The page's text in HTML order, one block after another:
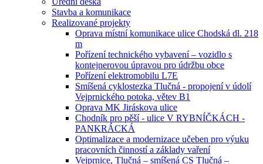
Stavba a komunikace
Realizované projekty
Oprava místní komunikace ulice Chodská dl. 218
m
Pořízení technického vybavení – vozidlo s
kontejnerovou úpravou pro údržbu obce
Pořízení elektromobilu L7E
Smíšená cyklostezka Tlučná - propojení v údolí
Vejprnického potoka, větev B1
Oprava MK Jiráskova ulice
Chodník pro pěší - ulice V RYBNÍČKÁCH -
PANKRÁCKÁ
Optimalizace a modernizace učeben pro výuku
pracovních činností a základy vaření
Vejprnice, Tlučná – smíšená CS Tlučná –